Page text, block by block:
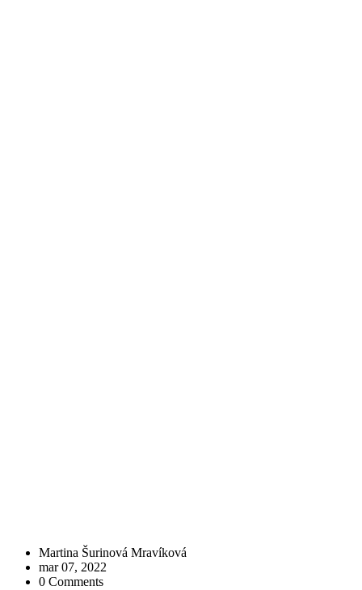
Martina Šurinová Mravíková
mar 07, 2022
0 Comments